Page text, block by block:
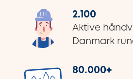
2.100
Aktive
Danmark
80.000+